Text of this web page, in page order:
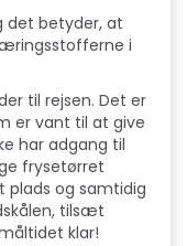
det betyder, at
i
til rejsen. Det er
er vant til at give
har adgang til
frysetørret
plads og samtidig
tilsæt
klar!